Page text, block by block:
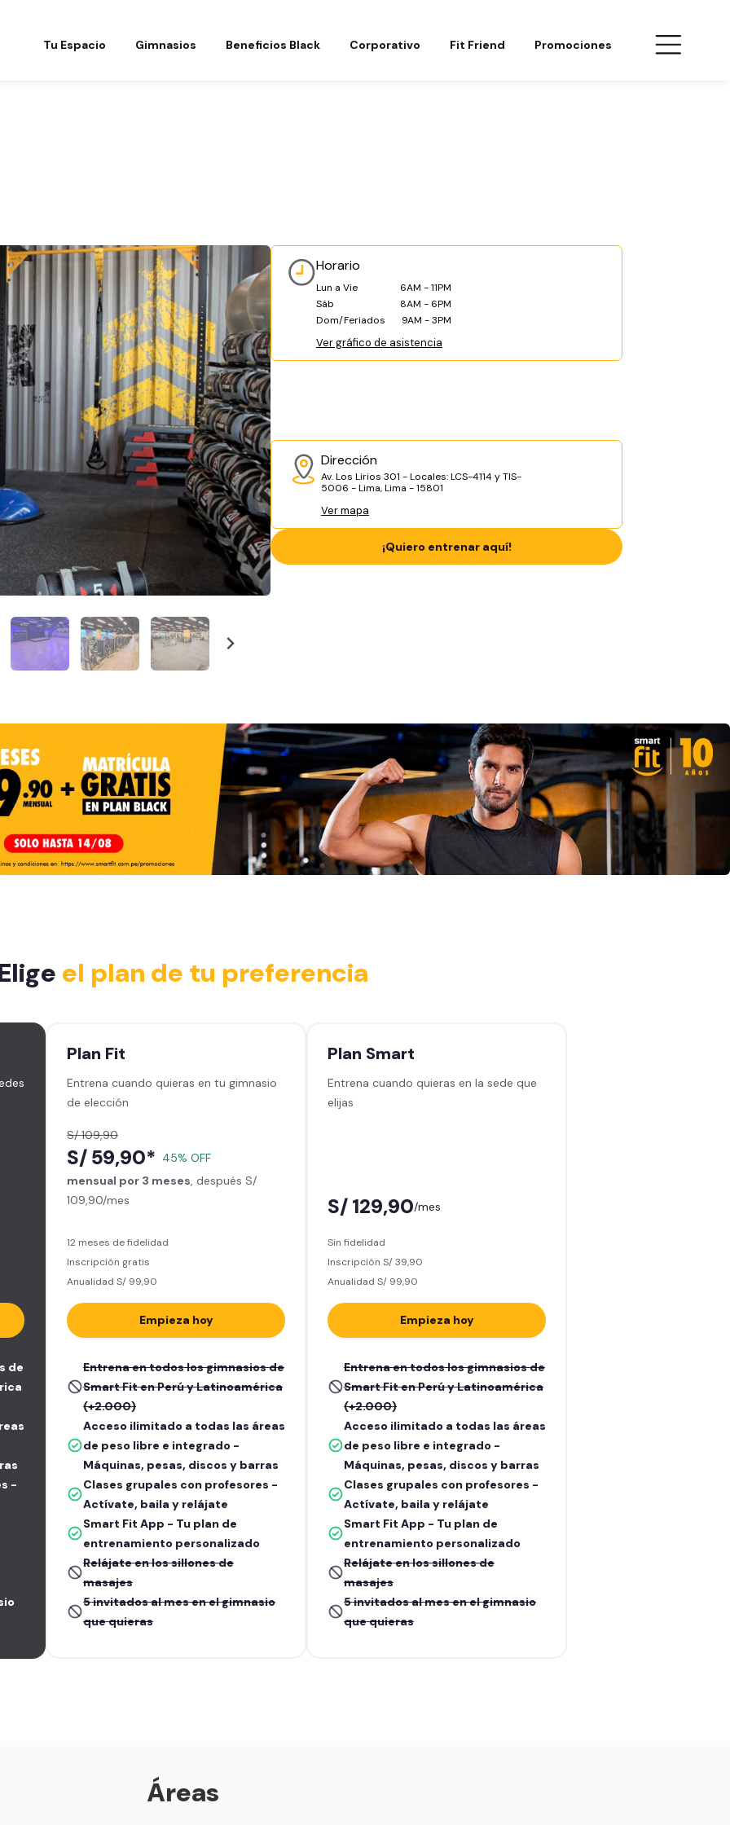
Tu Espacio Gimnasios Beneficios Black Corporativo Fit Friend Promociones
Horario
Lun a Vie
6AM - 11PM
Sáb
8AM - 6PM
Dom/Feriados
9AM - 3PM
Ver gráfico de asistencia
Dirección
Av. Los Lirios 301 - Locales: LCS-4114 y TIS-
5006 - Lima, Lima - 15801
Ver mapa
¡Quiero entrenar aquí!
el plan de tu preferencia
de
-
Plan Fit
Entrena cuando quieras en tu gimnasio
de elección
S/ 109,90
S/ 59,90* 45% OFF
mensual por 3 meses , después S/
109,90/mes
12 meses de fidelidad
Inscripción gratis
Anualidad S/ 99,90
Empieza hoy
Entrena en todos los gimnasios de
Smart Fit en Perú y Latinoamérica
(+2.000)
Acceso ilimitado a todas las áreas
de peso libre e integrado -
Máquinas, pesas, discos y barras
Clases grupales con profesores -
Actívate, baila y relájate
Smart Fit App - Tu plan de
entrenamiento personalizado
Relájate en los sillones de
masajes
5 invitados al mes en el gimnasio
que quieras
Plan Smart
Entrena cuando quieras en la sede que
elijas
S/ 129,90/mes
Sin fidelidad
Inscripción S/ 39,90
Anualidad S/ 99,90
Empieza hoy
Entrena en todos los gimnasios de
Smart Fit en Perú y Latinoamérica
(+2.000)
Acceso ilimitado a todas las áreas
de peso libre e integrado -
Máquinas, pesas, discos y barras
Clases grupales con profesores -
Actívate, baila y relájate
Smart Fit App - Tu plan de
entrenamiento personalizado
Relájate en los sillones de
masajes
5 invitados al mes en el gimnasio
que quieras
Áreas